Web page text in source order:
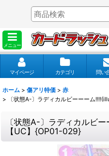
メニュー
マイページ カテゴリ 問い
ホーム > 傷アリ特価 > 赤
>
〔状態A-〕ラディカルビーーーム
〔状態A-〕ラディカルビ
【UC】{OP01-029}